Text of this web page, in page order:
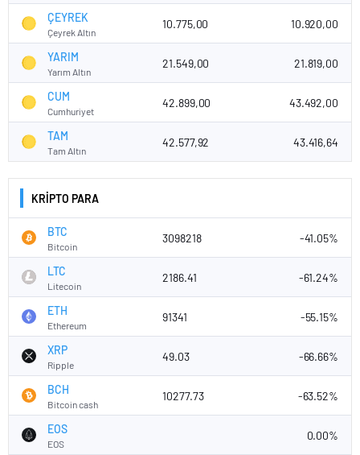
ÇEYREK
Çeyrek Altın
10.775,00 10.920,00
YARIM
Yarım Altın
21.549,00 21.819,00
CUM
Cumhuriyet
42.899,00 43.492,00
TAM
Tam Altın
42.577,92 43.416,64
KRİPTO PARA
BTC
Bitcoin
3098218 -41.05%
LTC
Litecoin
2186.41 -61.24%
ETH
Ethereum
91341 -55.15%
XRP
Ripple
49.03 -66.66%
BCH
Bitcoin cash
10277.73 -63.52%
EOS
EOS
0.00%